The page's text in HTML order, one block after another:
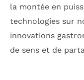
la montée en
technologies sur
innovations
de sens et de